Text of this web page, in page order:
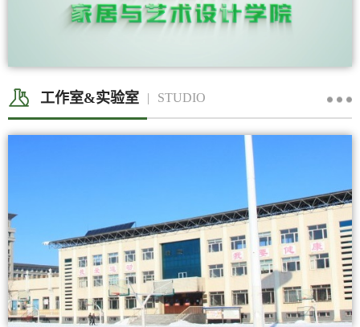
工作室&实验室 STUDIO